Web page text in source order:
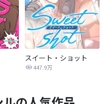
スイート・ショット
447.9万